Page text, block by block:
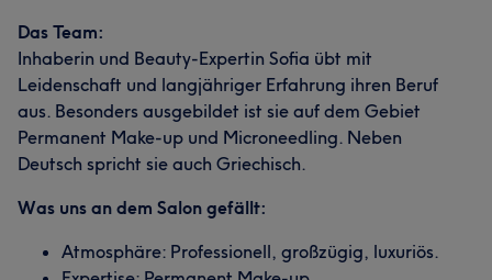
Das Team:
Inhaberin und Beauty-Expertin Sofia übt mit
Leidenschaft und langjähriger Erfahrung ihren Beruf
aus. Besonders ausgebildet ist sie auf dem Gebiet
Permanent Make-up und Microneedling. Neben
Deutsch spricht sie auch Griechisch.
Was uns an dem Salon gefällt:
Atmosphäre: Professionell, großzügig, luxuriös.